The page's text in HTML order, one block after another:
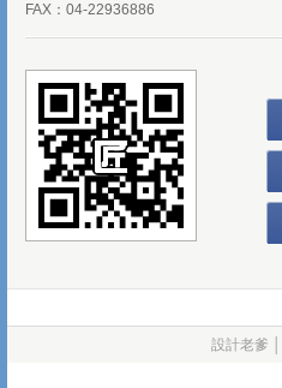
FAX：04-22936886
設計老爹